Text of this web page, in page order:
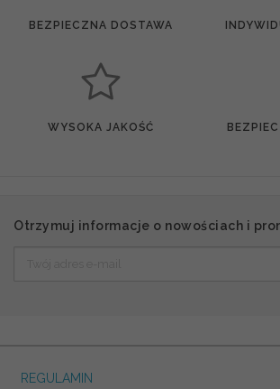
BEZPIECZNA DOSTAWA
WYSOKA JAKOŚĆ
Otrzymuj informacje o nowościach i
REGULAMIN